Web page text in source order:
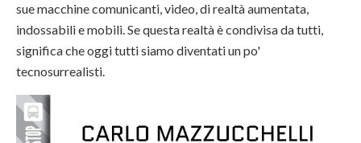
sue macchine comunicanti, video, di realtà aumentata,
indossabili e mobili. Se questa realtà è condivisa da tutti,
significa che oggi tutti siamo diventati un po'
tecnosurrealisti.